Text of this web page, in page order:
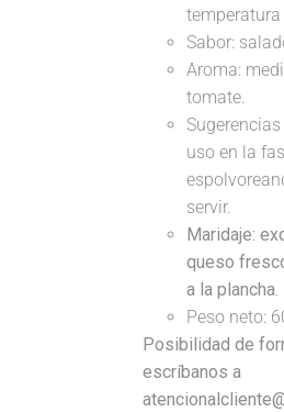
Sabor:
Aroma:
tomate.
uso en la
servir.
Maridaje:
queso
a la plancha.
Peso neto:
Posibilidad de
escríbanos a